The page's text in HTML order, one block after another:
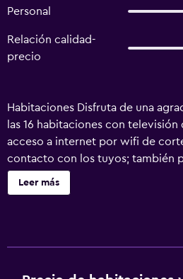
Personal
Relación calidad-
precio
Habitaciones Disfruta de una
las 16 habitaciones con televisión
acceso a internet por wifi de
contacto con los tuyos; también
favorito en la televisión con
de baño dispone de ducha y
Leer más